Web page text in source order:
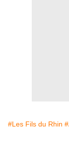
#Les Fils du Rhin